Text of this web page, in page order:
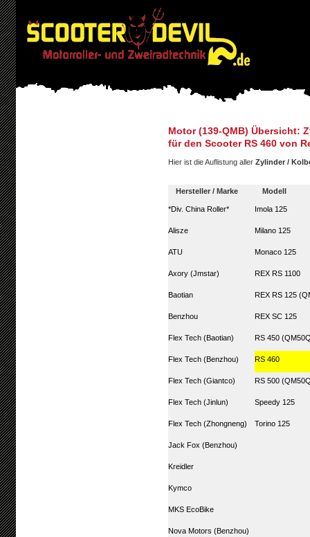
Motor (139-QMB) Übersicht:
für den Scooter RS 460 von
Hier ist die Auflistung aller Zylinder /
Hersteller / Marke Modell
*Div. China Roller*
Alisze
ATU
Axory (Jmstar)
Baotian
Benzhou
Flex Tech (Baotian)
Flex Tech (Benzhou)
Flex Tech (Giantco)
Flex Tech (Jinlun)
Flex Tech (Zhongneng)
Jack Fox (Benzhou)
Kreidler
Kymco
MKS EcoBike
Nova Motors (Benzhou)
Imola 125
Milano 125
Monaco 125
REX RS 1100
REX RS 125
REX SC 125
RS 450
RS 460
RS 500
Speedy 125
Torino 125